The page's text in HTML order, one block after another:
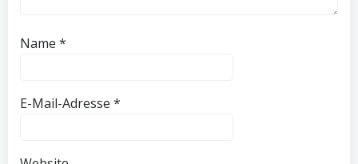
Name *
E-Mail-Adresse *